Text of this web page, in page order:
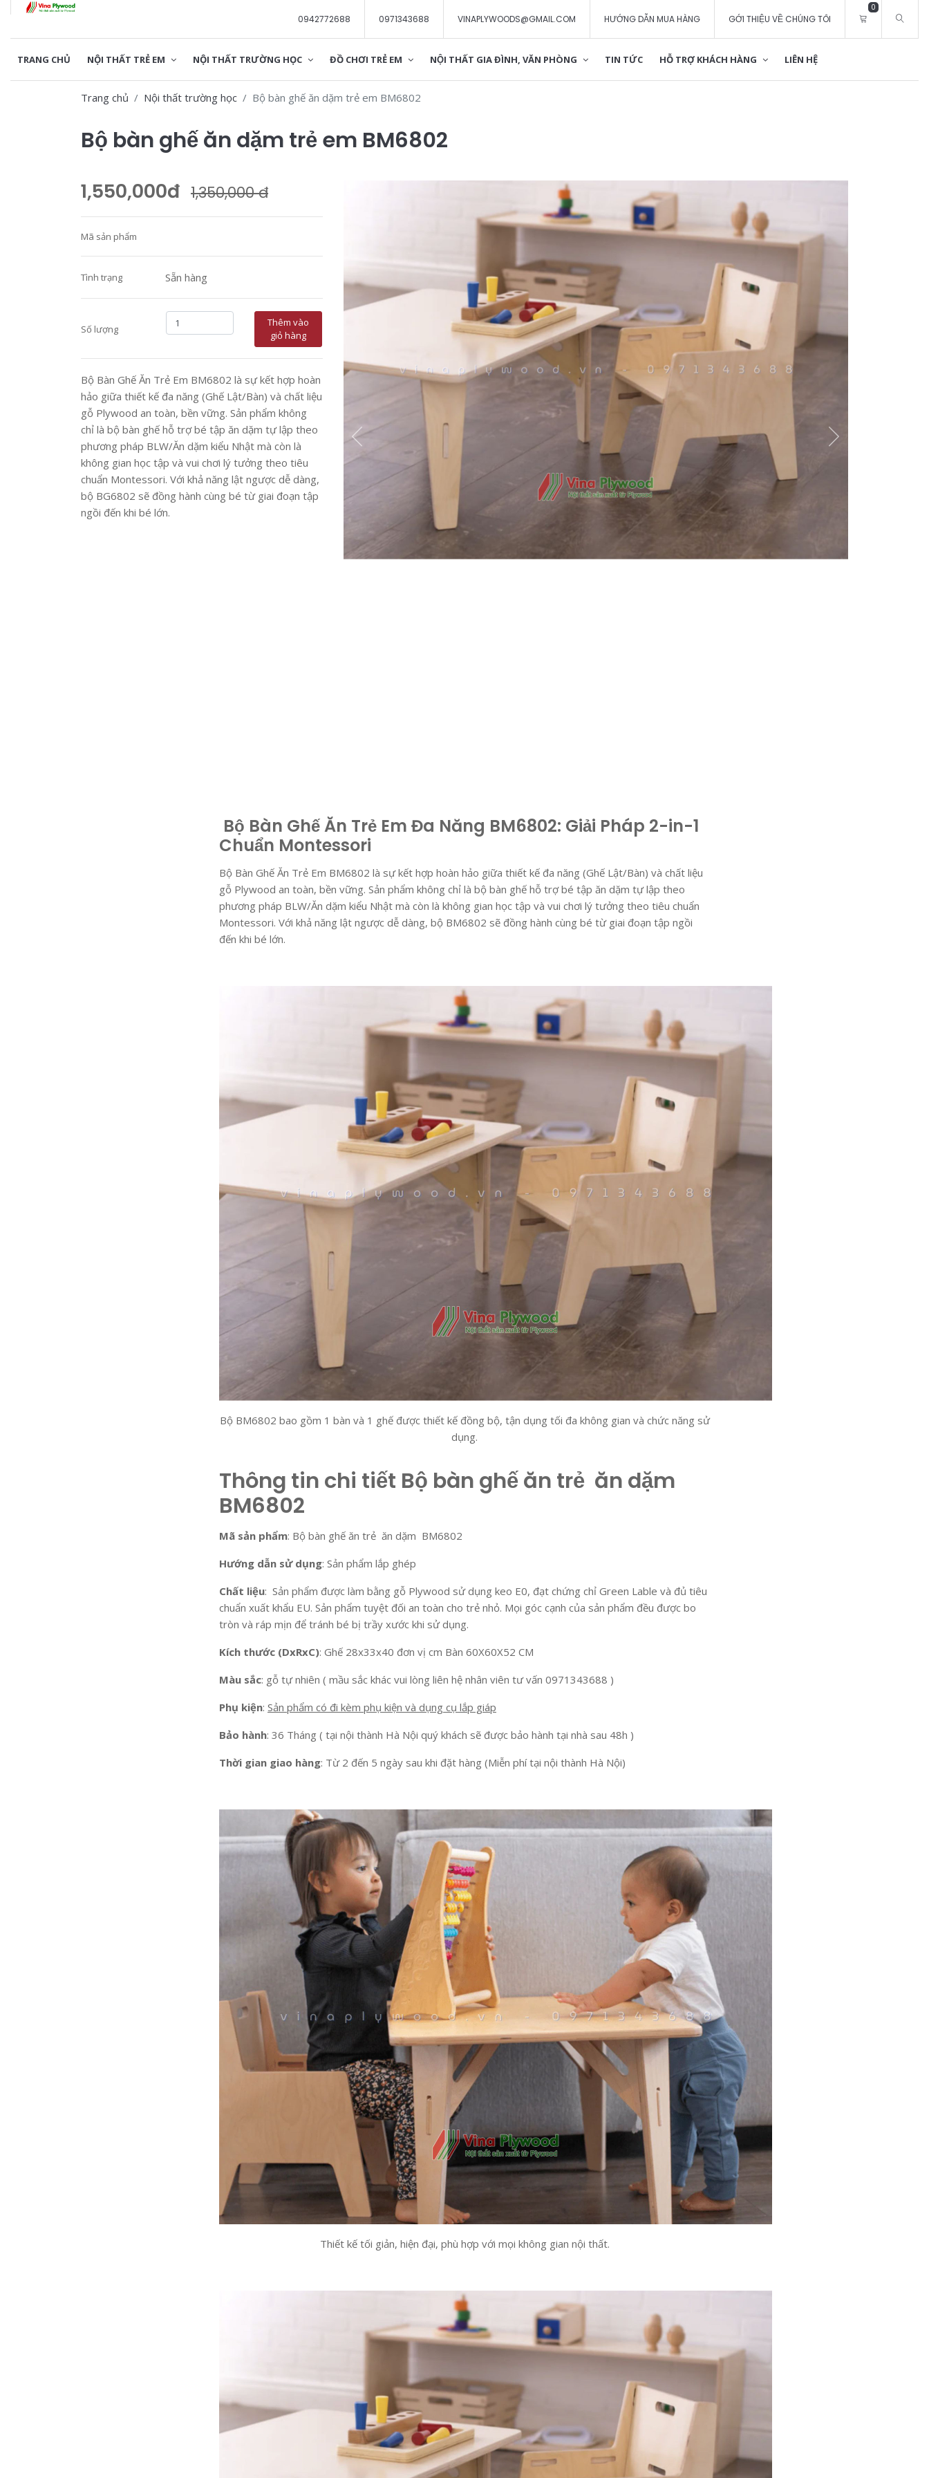
0
GỚI THIỆU VỀ CHÚNG TÔI
HƯỚNG DẪN MUA HÀNG
VINAPLYWOODS@GMAIL.COM
0971343688
0942772688
TRANG CHỦ NỘI THẤT TRẺ EM NỘI THẤT TRƯỜNG HỌC ĐỒ CHƠI TRẺ EM NỘI THẤT GIA ĐÌNH, VĂN PHÒNG TIN TỨC HỖ TRỢ KHÁCH HÀNG LIÊN HỆ
Trang chủ Nội thất trường học Bộ bàn ghế ăn dặm trẻ em BM6802
Bộ bàn ghế ăn dặm trẻ em BM6802
1,550,000đ 1,350,000 đ
Mã sản phẩm
Tình trạng Sẵn hàng
Số lượng
Thêm vào
giỏ hàng
Bộ Bàn Ghế Ăn Trẻ Em BM6802 là sự kết hợp hoàn
hảo giữa thiết kế đa năng (Ghế Lật/Bàn) và chất liệu
gỗ Plywood an toàn, bền vững. Sản phẩm không
chỉ là bộ bàn ghế hỗ trợ bé tập ăn dặm tự lập theo
phương pháp BLW/Ăn dặm kiểu Nhật mà còn là
không gian học tập và vui chơi lý tưởng theo tiêu
chuẩn Montessori. Với khả năng lật ngược dễ dàng,
bộ BG6802 sẽ đồng hành cùng bé từ giai đoạn tập
ngồi đến khi bé lớn.
Bộ Bàn Ghế Ăn Trẻ Em Đa Năng BM6802: Giải Pháp 2-in-1
Chuẩn Montessori
Bộ Bàn Ghế Ăn Trẻ Em BM6802 là sự kết hợp hoàn hảo giữa thiết kế đa năng (Ghế Lật/Bàn) và chất liệu
gỗ Plywood an toàn, bền vững. Sản phẩm không chỉ là bộ bàn ghế hỗ trợ bé tập ăn dặm tự lập theo
phương pháp BLW/Ăn dặm kiểu Nhật mà còn là không gian học tập và vui chơi lý tưởng theo tiêu chuẩn
Montessori. Với khả năng lật ngược dễ dàng, bộ BM6802 sẽ đồng hành cùng bé từ giai đoạn tập ngồi
đến khi bé lớn.
Bộ BM6802 bao gồm 1 bàn và 1 ghế được thiết kế đồng bộ, tận dụng tối đa không gian và chức năng sử
dụng.
Thông tin chi tiết Bộ bàn ghế ăn trẻ ăn dặm
BM6802
Mã sản phẩm: Bộ bàn ghế ăn trẻ ăn dặm BM6802
Hướng dẫn sử dụng: Sản phẩm lắp ghép
Chất liệu: Sản phẩm được làm bằng gỗ Plywood sử dụng keo E0, đạt chứng chỉ Green Lable và đủ tiêu
chuẩn xuất khẩu EU. Sản phẩm tuyệt đối an toàn cho trẻ nhỏ. Mọi góc cạnh của sản phẩm đều được bo
tròn và ráp mịn để tránh bé bị trầy xước khi sử dụng.
Kích thước (DxRxC): Ghế 28x33x40 đơn vị cm Bàn 60X60X52 CM
Màu sắc: gỗ tự nhiên ( mầu sắc khác vui lòng liên hệ nhân viên tư vấn 0971343688 )
Phụ kiện: Sản phẩm có đi kèm phụ kiện và dụng cụ lắp giáp
Bảo hành: 36 Tháng ( tại nội thành Hà Nội quý khách sẽ được bảo hành tại nhà sau 48h )
Thời gian giao hàng: Từ 2 đến 5 ngày sau khi đặt hàng (Miễn phí tại nội thành Hà Nội)
Thiết kế tối giản, hiện đại, phù hợp với mọi không gian nội thất.